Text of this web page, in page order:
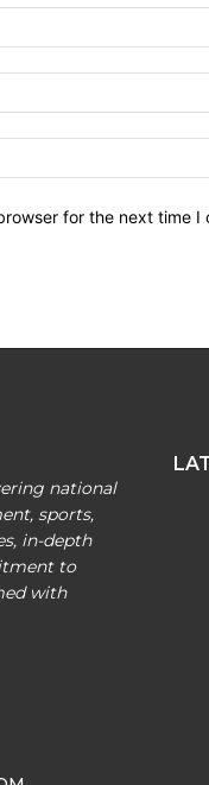
for the next time I
national
sports,
in-depth
to
with